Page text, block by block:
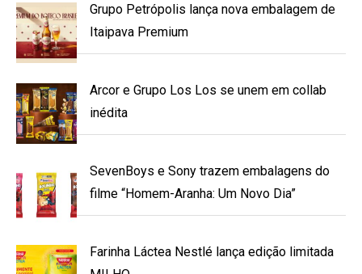
Grupo Petrópolis lança nova embalagem de
Itaipava Premium
Arcor e Grupo Los Los se unem em collab
inédita
SevenBoys e Sony trazem embalagens do
filme “Homem-Aranha: Um Novo Dia”
Farinha Láctea Nestlé lança edição limitada